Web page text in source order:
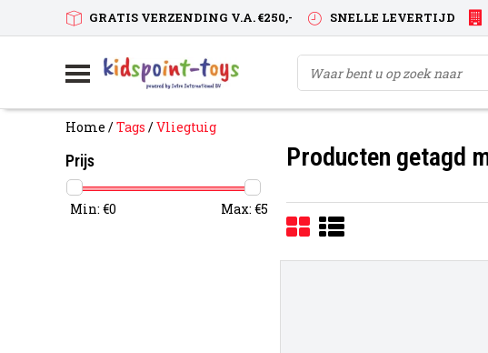
GRATIS VERZENDING V.A. €250,- SNELLE LEVERTIJD
Home /Tags /Vliegtuig
Prijs
Min: €0 Max: €5
Producten getagd